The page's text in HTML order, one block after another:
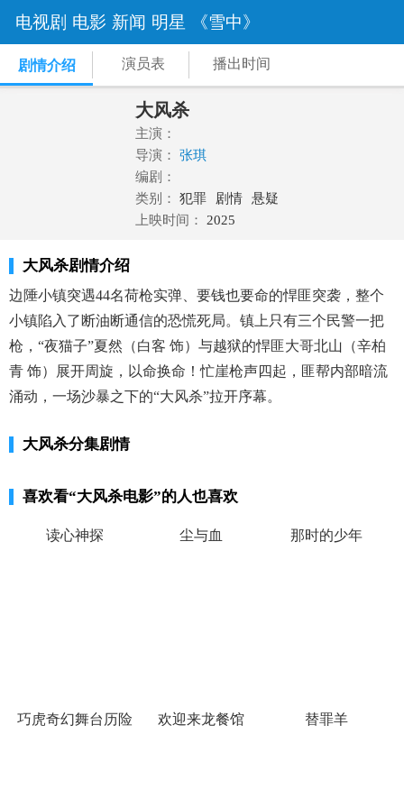
电视剧 电影 新闻 明星 《雪中》
剧情介绍 演员表 播出时间
大风杀
主演：
导演：
张琪
编剧：
类别：
犯罪 剧情
悬疑
上映时间：
2025
大风杀剧情介绍
边陲小镇突遇44名荷枪实弹、要钱也要命的悍匪突袭，整个
小镇陷入了断油断通信的恐慌死局。镇上只有三个民警一把
枪，“夜猫子”夏然（白客 饰）与越狱的悍匪大哥北山（辛柏
青 饰）展开周旋，以命换命！忙崖枪声四起，匪帮内部暗流
涌动，一场沙暴之下的“大风杀”拉开序幕。
大风杀分集剧情
喜欢看“大风杀电影”的人也喜欢
读心神探 尘与血 那时的少年
巧虎奇幻舞台历险
欢迎来龙餐馆 替罪羊